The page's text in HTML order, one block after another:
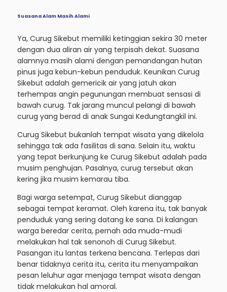
Suasana Alam Masih Alami
Ya, Curug Sikebut memiliki ketinggian sekira 30 meter
dengan dua aliran air yang terpisah dekat. Suasana
alamnya masih alami dengan pemandangan hutan
pinus juga kebun-kebun penduduk. Keunikan Curug
Sikebut adalah gemericik air yang jatuh akan
terhempas angin pegunungan membuat sensasi di
bawah curug. Tak jarang muncul pelangi di bawah
curug yang berad di anak Sungai Kedungtangkil ini.
Curug Sikebut bukanlah tempat wisata yang dikelola
sehingga tak ada fasilitas di sana. Selain itu, waktu
yang tepat berkunjung ke Curug Sikebut adalah pada
musim penghujan. Pasalnya, curug tersebut akan
kering jika musim kemarau tiba.
Bagi warga setempat, Curug Sikebut dianggap
sebagai tempat keramat. Oleh karena itu, tak banyak
penduduk yang sering datang ke sana. Di kalangan
warga beredar cerita, pernah ada muda-mudi
melakukan hal tak senonoh di Curug Sikebut.
Pasangan itu lantas terkena bencana. Terlepas dari
benar tidaknya cerita itu, cerita itu menyampaikan
pesan leluhur agar menjaga tempat wisata dengan
tidak melakukan hal amoral.